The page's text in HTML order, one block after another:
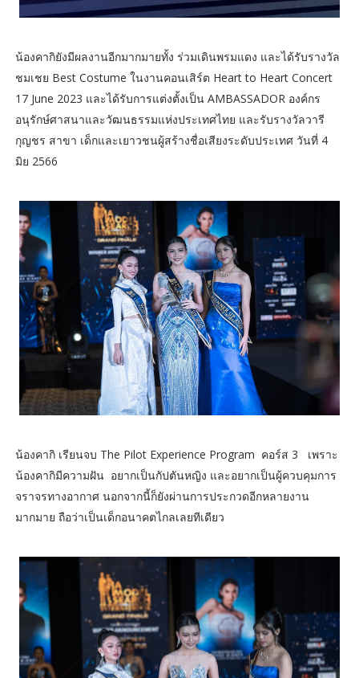
น้องคากิยังมีผลงานอีกมากมายทั้ง ร่วมเดินพรมแดง และได้รับรางวัล
ชมเชย Best Costume ในงานคอนเสิร์ต Heart to Heart Concert
17 June 2023 และได้รับการแต่งตั้งเป็น AMBASSADOR องค์กร
อนุรักษ์ศาสนาและวัฒนธรรมแห่งประเทศไทย และรับรางวัลวารี
กุญชร สาขา เด็กและเยาวชนผู้สร้างชื่อเสียงระดับประเทศ วันที่ 4
มิย 2566
น้องคากิ เรียนจบ The Pilot Experience Program คอร์ส 3 เพราะ
น้องคากิมีความฝัน อยากเป็นกัปตันหญิง และอยากเป็นผู้ควบคุมการ
จราจรทางอากาศ นอกจากนี้ก็ยังผ่านการประกวดอีกหลายงาน
มากมาย ถือว่าเป็นเด็กอนาคตไกลเลยทีเดียว